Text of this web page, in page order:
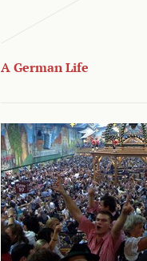
A German Life